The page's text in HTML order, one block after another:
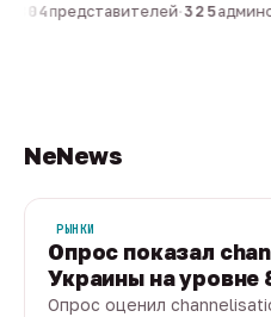
804представителей·325
NeNews
РЫНКИ
Опрос показал
Украины на уровне
Опрос оценил